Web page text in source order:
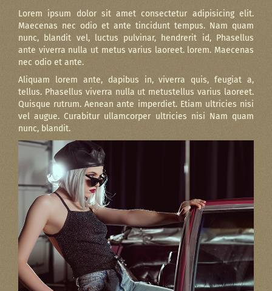
Lorem ipsum dolor sit amet consectetur adipisicing elit.
Maecenas nec odio et ante tincidunt tempus. Nam quam
nunc, blandit vel, luctus pulvinar, hendrerit id, Phasellus
ante viverra nulla ut metus varius laoreet. lorem. Maecenas
nec odio et ante.
Aliquam lorem ante, dapibus in, viverra quis, feugiat a,
tellus. Phasellus viverra nulla ut metustellus varius laoreet.
Quisque rutrum. Aenean ante imperdiet. Etiam ultricies nisi
vel augue. Curabitur ullamcorper ultricies nisi Nam quam
nunc, blandit.